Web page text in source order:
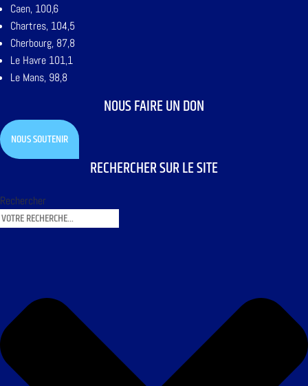
Caen, 100,6
Chartres, 104,5
Cherbourg, 87,8
Le Havre 101,1
Le Mans, 98,8
NOUS FAIRE UN DON
NOUS SOUTENIR
RECHERCHER SUR LE SITE
Rechercher